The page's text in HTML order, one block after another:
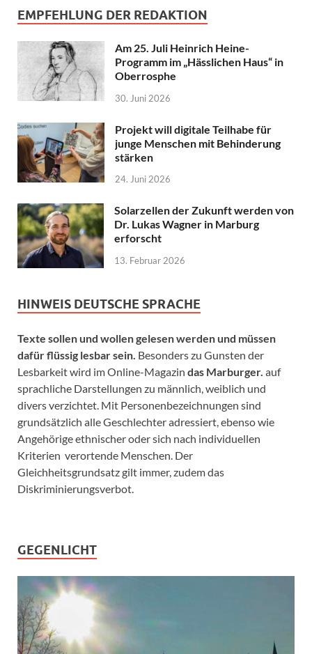
EMPFEHLUNG DER REDAKTION
Am 25. Juli Heinrich Heine-
Programm im „Hässlichen Haus“ in
Oberrosphe
30. Juni 2026
Projekt will digitale Teilhabe für
junge Menschen mit Behinderung
stärken
24. Juni 2026
Solarzellen der Zukunft werden von
Dr. Lukas Wagner in Marburg
erforscht
13. Februar 2026
HINWEIS DEUTSCHE SPRACHE
Texte sollen und wollen gelesen werden und müssen
dafür flüssig lesbar sein. Besonders zu Gunsten der
Lesbarkeit wird im Online-Magazin das Marburger. auf
sprachliche Darstellungen zu männlich, weiblich und
divers verzichtet. Mit Personenbezeichnungen sind
grundsätzlich alle Geschlechter adressiert, ebenso wie
Angehörige ethnischer oder sich nach individuellen
Kriterien verortende Menschen. Der
Gleichheitsgrundsatz gilt immer, zudem das
Diskriminierungsverbot.
GEGENLICHT